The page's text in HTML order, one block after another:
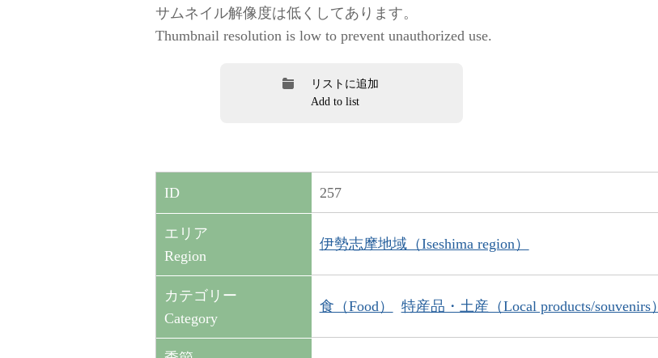
サムネイル解像度は低くしてあります。
Thumbnail resolution is low to prevent unauthorized use.
リストに追加
Add to list
ID 257
エリア
Region
伊勢志摩地域（Iseshima region）
カテゴリー
Category
食（Food） 特産品・土産（Local products/souvenirs）